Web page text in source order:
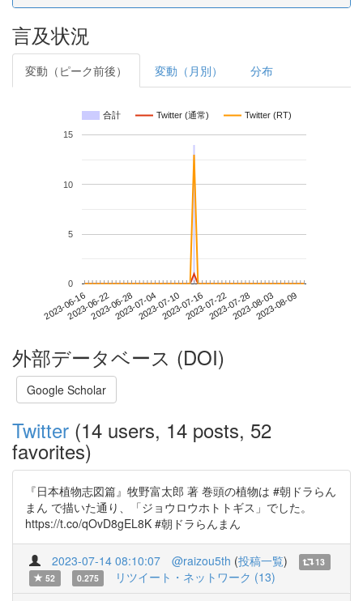
言及状況
変動（ピーク前後） 変動（月別） 分布
合計 Twitter (通常) Twitter (RT)
2023-06-162023-06-222023-06-282023-07-042023-07-102023-07-162023-07-222023-07-282023-08-032023-08-09
0
5
10
15
外部データベース (DOI)
Google Scholar
Twitter (14 users, 14 posts, 52
favorites)
『日本植物志図篇』牧野富太郎 著 巻頭の植物は #朝ドラらん
まん で描いた通り、「ジョウロウホトトギス」でした。
https://t.co/qOvD8gEL8K #朝ドラらんまん
2023-07-14 08:10:07 @raizou5th (投稿一覧)
13
52
0.275 リツイート・ネットワーク (13)